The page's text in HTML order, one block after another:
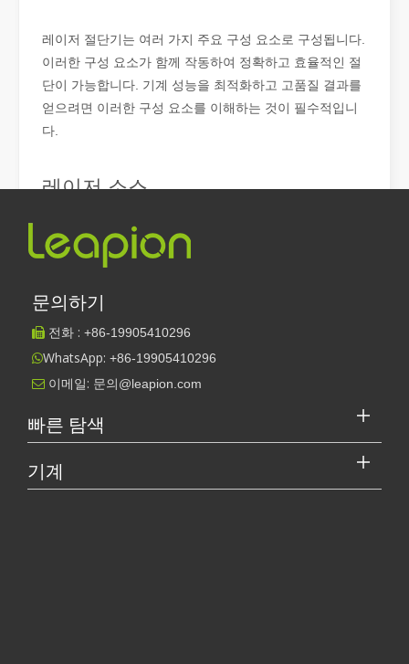
레이저 제거 페인트, 페인트를 제거하는 가장 좋은 방법을 선택해야 합니다.
레이저 커터의 가격은 얼마입니까? 최고를 선택하는 방법은 무엇입니까?
레이저 절단기는 여러 가지 주요 구성 요소로 구성됩니다.
이러한 구성 요소가 함께 작동하여 정확하고 효율적인 절
단이 가능합니다. 기계 성능을 최적화하고 고품질 결과를
얻으려면 이러한 구성 요소를 이해하는 것이 필수적입니
다.
레이저 소스
레이저 소스는 절단기의 핵심입니다. 실제 절단을 수행하
는 레이저 빔을 생성합니다. 재료 및 절단 요구 사항에 따
강철 및 알루미늄과 같은 금속 절단에 이상적입니다. 두껍
고 단단한 재료를 매우 정확하게 절단할 수 있는 고출력
집중 빔을 생성합니다.제출y. 파이버 레이저는 다른 레이
저보다 에너지 효율적이기도 합니다.
빔 전송 시스템
빔 전송 시스템은 레이저 소스에서 절단되는 재료로 레이
문의하기
 전화 : +86-19905410296
WhatsApp: +86-19905410296
 이메일: 문의@leapion.com
빠른 탐색
기계